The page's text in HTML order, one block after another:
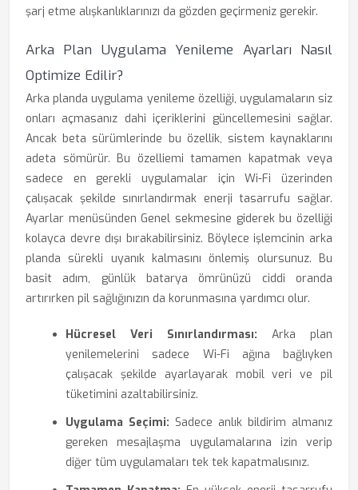
şarj etme alışkanlıklarınızı da gözden geçirmeniz gerekir.
Arka Plan Uygulama Yenileme Ayarları Nasıl
Optimize Edilir?
Arka planda uygulama yenileme özelliği, uygulamaların siz
onları açmasanız dahi içeriklerini güncellemesini sağlar.
Ancak beta sürümlerinde bu özellik, sistem kaynaklarını
adeta sömürür. Bu özelliemi tamamen kapatmak veya
sadece en gerekli uygulamalar için Wi-Fi üzerinden
çalışacak şekilde sınırlandırmak enerji tasarrufu sağlar.
Ayarlar menüsünden Genel sekmesine giderek bu özelliği
kolayca devre dışı bırakabilirsiniz. Böylece işlemcinin arka
planda sürekli uyanık kalmasını önlemiş olursunuz. Bu
basit adım, günlük batarya ömrünüzü ciddi oranda
artırırken pil sağlığınızın da korunmasına yardımcı olur.
Hücresel Veri Sınırlandırması: Arka plan
yenilemelerini sadece Wi-Fi ağına bağlıyken
çalışacak şekilde ayarlayarak mobil veri ve pil
tüketimini azaltabilirsiniz.
Uygulama Seçimi: Sadece anlık bildirim almanız
gereken mesajlaşma uygulamalarına izin verip
diğer tüm uygulamaları tek tek kapatmalısınız.